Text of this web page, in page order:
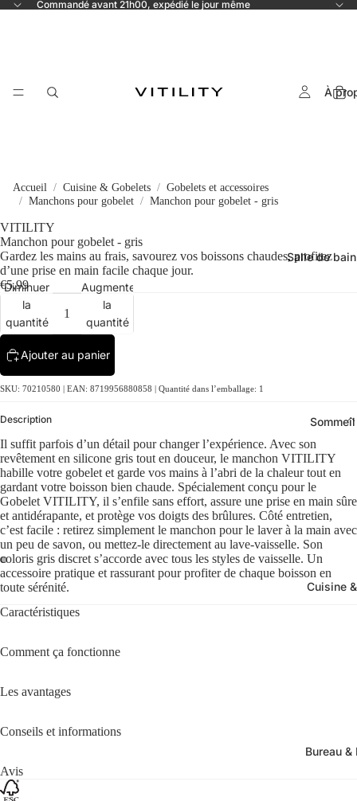
Commandé avant 21h00, expédié le jour même
À
Salle de
Cuisine
Bureau
Accueil Cuisine & Gobelets
Gobelets et accessoires
Manchons pour gobelet
Manchon pour gobelet - gris
VITILITY
Manchon pour gobelet - gris
Gardez les mains au frais, savourez vos boissons chaudes, profitez
d’une prise en main facile chaque jour.
€5,99
Diminuer
la
quantité
Augmenter
la
quantité
Ajouter au panier
SKU: 70210580 | EAN: 8719956880858 | Quantité dans l’emballage: 1
Description
Il suffit parfois d’un détail pour changer l’expérience. Avec son
revêtement en silicone gris tout en douceur, le manchon VITILITY
habille votre gobelet et garde vos mains à l’abri de la chaleur tout en
gardant votre boisson bien chaude. Spécialement conçu pour le
Gobelet VITILITY, il s’enfile sans effort, assure une prise en main sûre
et antidérapante, et protège vos doigts des brûlures. Côté entretien,
c’est facile : retirez simplement le manchon pour le laver à la main avec
un peu de savon, ou mettez-le directement au lave-vaisselle. Son
coloris gris discret s’accorde avec tous les styles de vaisselle. Un
accessoire pratique et rassurant pour profiter de chaque boisson en
toute sérénité.
Caractéristiques
Comment ça fonctionne
Les avantages
Conseils et informations
Avis